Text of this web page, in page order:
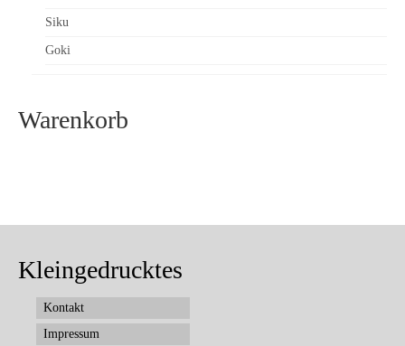
Siku
Goki
Warenkorb
Kleingedrucktes
Kontakt
Impressum